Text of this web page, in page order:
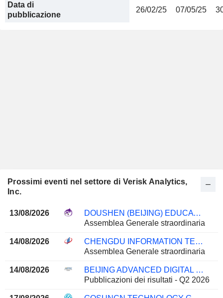
Data di
pubblicazione
26/02/25 07/05/25
Prossimi eventi nel settore di Verisk Analytics,
Inc.
13/08/2026
DOUSHEN (BEIJING) EDUCATION & TECHNOLOGY INC.
Assemblea Generale straordinaria
14/08/2026
CHENGDU INFORMATION TECHNOLOGY OF CHINESE ACADEMY OF SCIENCES CO.,LTD
Assemblea Generale straordinaria
14/08/2026
BEIJING ADVANCED DIGITAL TECHNOLOGY CO., LTD
Pubblicazioni dei risultati - Q2 2026